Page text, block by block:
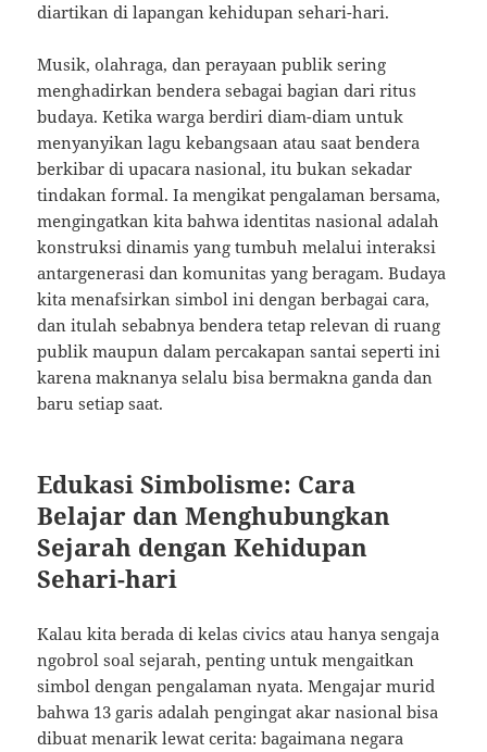
diartikan di lapangan kehidupan sehari-hari.
Musik, olahraga, dan perayaan publik sering
menghadirkan bendera sebagai bagian dari ritus
budaya. Ketika warga berdiri diam-diam untuk
menyanyikan lagu kebangsaan atau saat bendera
berkibar di upacara nasional, itu bukan sekadar
tindakan formal. Ia mengikat pengalaman bersama,
mengingatkan kita bahwa identitas nasional adalah
konstruksi dinamis yang tumbuh melalui interaksi
antargenerasi dan komunitas yang beragam. Budaya
kita menafsirkan simbol ini dengan berbagai cara,
dan itulah sebabnya bendera tetap relevan di ruang
publik maupun dalam percakapan santai seperti ini
karena maknanya selalu bisa bermakna ganda dan
baru setiap saat.
Edukasi Simbolisme: Cara
Belajar dan Menghubungkan
Sejarah dengan Kehidupan
Sehari-hari
Kalau kita berada di kelas civics atau hanya sengaja
ngobrol soal sejarah, penting untuk mengaitkan
simbol dengan pengalaman nyata. Mengajar murid
bahwa 13 garis adalah pengingat akar nasional bisa
dibuat menarik lewat cerita: bagaimana negara